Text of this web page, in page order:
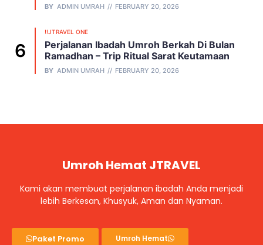
BY ADMIN UMRAH FEBRUARY 20, 2026
!!JTRAVEL ONE
Perjalanan Ibadah Umroh Berkah Di Bulan
Ramadhan – Trip Ritual Sarat Keutamaan
BY ADMIN UMRAH FEBRUARY 20, 2026
Umroh Hemat JTRAVEL
Kami akan membuat perjalanan ibadah Anda menjadi
lebih Berkesan, Khusyuk, Aman dan Nyaman.
Paket Promo Umroh Hemat